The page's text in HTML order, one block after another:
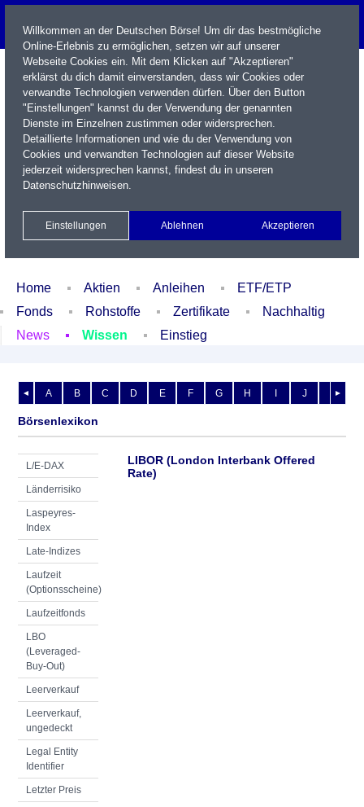
Name / WKN / ISIN / Kürzel
Xetra Realtime
Watchlist Portfolio Login
Home Aktien Anleihen
ETF/ETP
Fonds
Rohstoffe Zertifikate
Nachhaltig
News
Wissen Einstieg
◄ ►
A B C D E F G H I J K
Börsenlexikon
L/E-DAX
Länderrisiko
Laspeyres-
Index
Late-Indizes
Laufzeit
(Optionsscheine)
Laufzeitfonds
LBO
(Leveraged-
Buy-Out)
Leerverkauf
Leerverkauf,
ungedeckt
Legal Entity
Identifier
Letzter Preis
LIBOR (London Interbank Offered
Rate)
Willkommen an der Deutschen Börse! Um dir das bestmögliche
Online-Erlebnis zu ermöglichen, setzen wir auf unserer
Webseite Cookies ein. Mit dem Klicken auf "Akzeptieren"
erklärst du dich damit einverstanden, dass wir Cookies oder
verwandte Technologien verwenden dürfen. Über den Button
"Einstellungen" kannst du der Verwendung der genannten
Dienste im Einzelnen zustimmen oder widersprechen.
Detaillierte Informationen und wie du der Verwendung von
Cookies und verwandten Technologien auf dieser Website
jederzeit widersprechen kannst, findest du in unseren
Datenschutzhinweisen.
Einstellungen Ablehnen Akzeptieren